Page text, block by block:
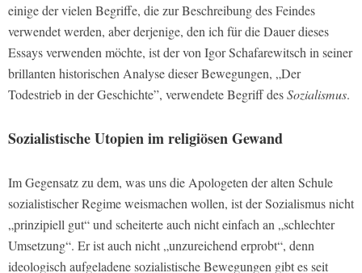
einige der vielen Begriffe, die zur Beschreibung des Feindes
verwendet werden, aber derjenige, den ich für die Dauer dieses
Essays verwenden möchte, ist der von Igor Schafarewitsch in seiner
brillanten historischen Analyse dieser Bewegungen, „Der
Todestrieb in der Geschichte”, verwendete Begriff desSozialismus.
Sozialistische Utopien im religiösen Gewand
Im Gegensatz zu dem, was uns die Apologeten der alten Schule
sozialistischer Regime weismachen wollen, ist der Sozialismus nicht
„prinzipiell gut“ und scheiterte auch nicht einfach an „schlechter
Umsetzung“. Er ist auch nicht „unzureichend erprobt“, denn
ideologisch aufgeladene sozialistische Bewegungen gibt es seit